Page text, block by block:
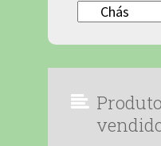
Categorias